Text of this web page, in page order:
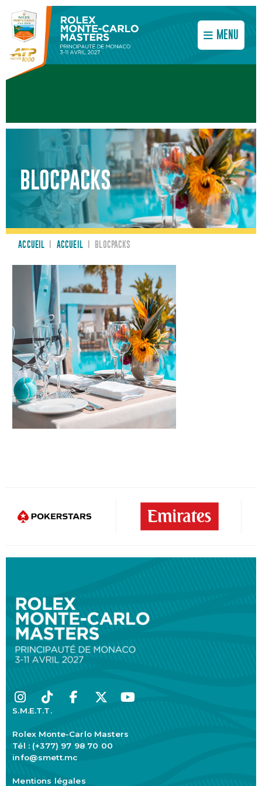
MENU
BLOCPACKS
ACCUEIL ACCUEIL BLOCPACKS
S.M.E.T.T.
Rolex Monte-Carlo Masters
Tél : (+377) 97 98 70 00
info@smett.mc
Mentions légales